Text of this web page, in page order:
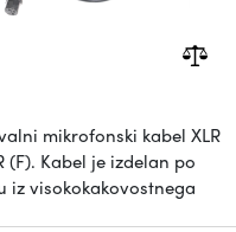
mikrofonski kabel XLR
(F). Kabel je izdelan po
iz visokokakovostnega